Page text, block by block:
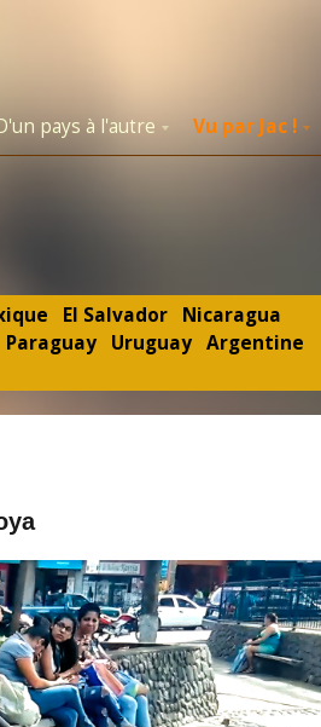
pays à l'autre Vu par Jac !
El Salvador
Nicaragua
Paraguay Uruguay Argentine